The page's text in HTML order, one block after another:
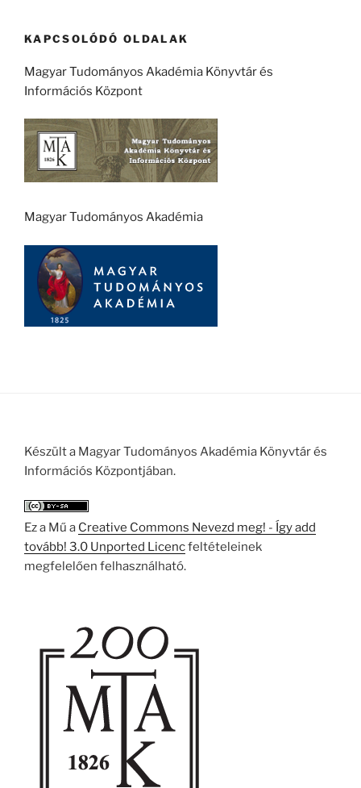
KAPCSOLÓDÓ OLDALAK
Magyar Tudományos Akadémia Könyvtár és
Információs Központ
Magyar Tudományos Akadémia
Készült a Magyar Tudományos Akadémia Könyvtár és
Információs Központjában.
Ez a Mű a Creative Commons Nevezd meg! - Így add
tovább! 3.0 Unported Licencfeltételeinek
megfelelően felhasználható.